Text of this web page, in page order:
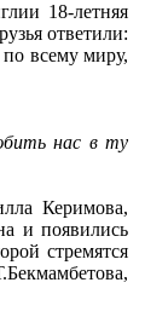
18-летняя
ответили:
всему миру,
нас в ту
Керимова,
и появились
стремятся